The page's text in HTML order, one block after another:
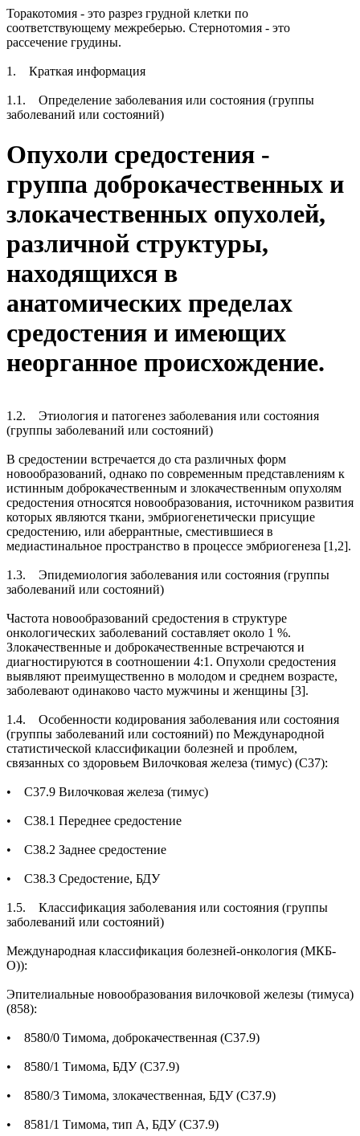
Торакотомия - это разрез грудной клетки по
соответствующему межреберью. Стернотомия - это
рассечение грудины.
1. Краткая информация
1.1. Определение заболевания или состояния (группы
заболеваний или состояний)
Опухоли средостения -
группа доброкачественных и
злокачественных опухолей,
различной структуры,
находящихся в
анатомических пределах
средостения и имеющих
неорганное происхождение.
1.2. Этиология и патогенез заболевания или состояния
(группы заболеваний или состояний)
В средостении встречается до ста различных форм
новообразований, однако по современным представлениям к
истинным доброкачественным и злокачественным опухолям
средостения относятся новообразования, источником развития
которых являются ткани, эмбриогенетически присущие
средостению, или аберрантные, сместившиеся в
медиастинальное пространство в процессе эмбриогенеза [1,2].
1.3. Эпидемиология заболевания или состояния (группы
заболеваний или состояний)
Частота новообразований средостения в структуре
онкологических заболеваний составляет около 1 %.
Злокачественные и доброкачественные встречаются и
диагностируются в соотношении 4:1. Опухоли средостения
выявляют преимущественно в молодом и среднем возрасте,
заболевают одинаково часто мужчины и женщины [3].
1.4. Особенности кодирования заболевания или состояния
(группы заболеваний или состояний) по Международной
статистической классификации болезней и проблем,
связанных со здоровьем Вилочковая железа (тимус) (С37):
• С37.9 Вилочковая железа (тимус)
• С38.1 Переднее средостение
• С38.2 Заднее средостение
• С38.3 Средостение, БДУ
1.5. Классификация заболевания или состояния (группы
заболеваний или состояний)
Международная классификация болезней-онкология (МКБ-
О)):
Эпителиальные новообразования вилочковой железы (тимуса)
(858):
• 8580/0 Тимома, доброкачественная (С37.9)
• 8580/1 Тимома, БДУ (С37.9)
• 8580/3 Тимома, злокачественная, БДУ (С37.9)
• 8581/1 Тимома, тип А, БДУ (С37.9)